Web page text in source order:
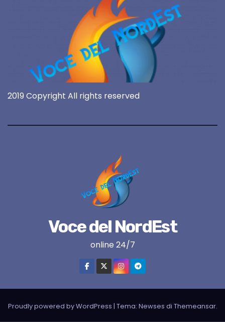
2019 Copyright All rights reserved
Voce del NordEst
online 24/7
Proudly powered by WordPress | Tema: Newses di Themeansar.